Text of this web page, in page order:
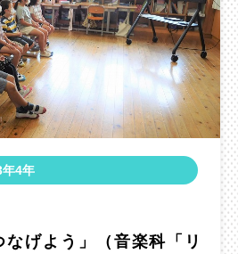
年4年
なげよう」（音楽科「リ